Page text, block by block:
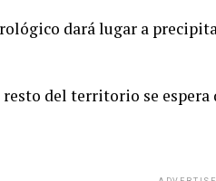
dará lugar a
del territorio se espera